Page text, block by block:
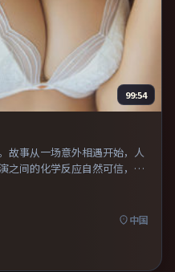
99:54
故事从一场意外相遇开始，人
之间的化学反应自然可信，对
长，值得二刷细品台词与构
中国